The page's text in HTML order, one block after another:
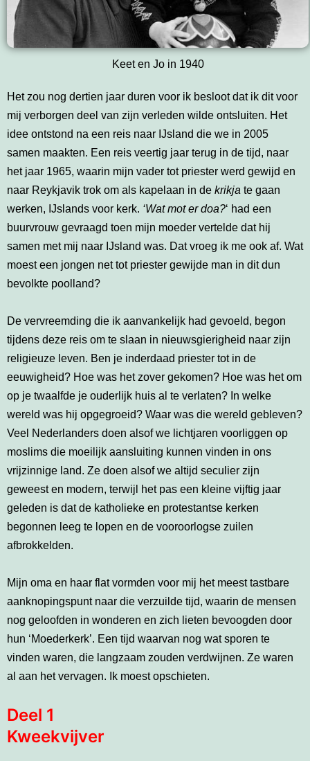
Keet en Jo in 1940
Het zou nog dertien jaar duren voor ik besloot dat ik dit voor
mij verborgen deel van zijn verleden wilde ontsluiten. Het
idee ontstond na een reis naar IJsland die we in 2005
samen maakten. Een reis veertig jaar terug in de tijd, naar
het jaar 1965, waarin mijn vader tot priester werd gewijd en
naar Reykjavik trok om als kapelaan in de krikja te gaan
werken, IJslands voor kerk. ‘Wat mot er doa?‘ had een
buurvrouw gevraagd toen mijn moeder vertelde dat hij
samen met mij naar IJsland was. Dat vroeg ik me ook af. Wat
moest een jongen net tot priester gewijde man in dit dun
bevolkte poolland?
De vervreemding die ik aanvankelijk had gevoeld, begon
tijdens deze reis om te slaan in nieuwsgierigheid naar zijn
religieuze leven. Ben je inderdaad priester tot in de
eeuwigheid? Hoe was het zover gekomen? Hoe was het om
op je twaalfde je ouderlijk huis al te verlaten? In welke
wereld was hij opgegroeid? Waar was die wereld gebleven?
Veel Nederlanders doen alsof we lichtjaren voorliggen op
moslims die moeilijk aansluiting kunnen vinden in ons
vrijzinnige land. Ze doen alsof we altijd seculier zijn
geweest en modern, terwijl het pas een kleine vijftig jaar
geleden is dat de katholieke en protestantse kerken
begonnen leeg te lopen en de vooroorlogse zuilen
afbrokkelden.
Mijn oma en haar flat vormden voor mij het meest tastbare
aanknopingspunt naar die verzuilde tijd, waarin de mensen
nog geloofden in wonderen en zich lieten bevoogden door
hun ‘Moederkerk’. Een tijd waarvan nog wat sporen te
vinden waren, die langzaam zouden verdwijnen. Ze waren
al aan het vervagen. Ik moest opschieten.
Deel 1
Kweekvijver